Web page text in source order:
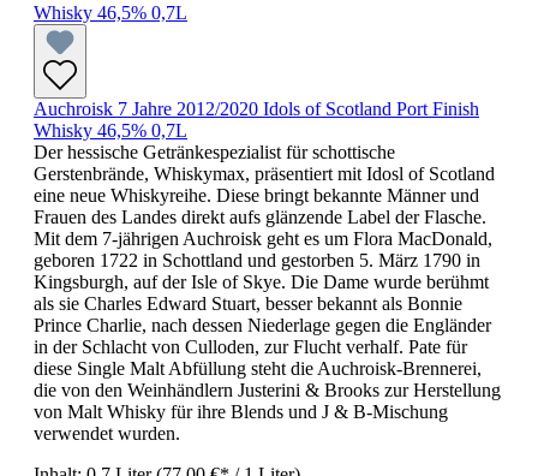
Auchroisk 7 Jahre 2012/2020 Idols of Scotland Port Finish
Whisky 46,5% 0,7L
Der hessische Getränkespezialist für schottische
Gerstenbrände, Whiskymax, präsentiert mit Idosl of Scotland
eine neue Whiskyreihe. Diese bringt bekannte Männer und
Frauen des Landes direkt aufs glänzende Label der Flasche.
Mit dem 7-jährigen Auchroisk geht es um Flora MacDonald,
geboren 1722 in Schottland und gestorben 5. März 1790 in
Kingsburgh, auf der Isle of Skye. Die Dame wurde berühmt
als sie Charles Edward Stuart, besser bekannt als Bonnie
Prince Charlie, nach dessen Niederlage gegen die Engländer
in der Schlacht von Culloden, zur Flucht verhalf. Pate für
diese Single Malt Abfüllung steht die Auchroisk-Brennerei,
die von den Weinhändlern Justerini & Brooks zur Herstellung
von Malt Whisky für ihre Blends und J & B-Mischung
verwendet wurden.